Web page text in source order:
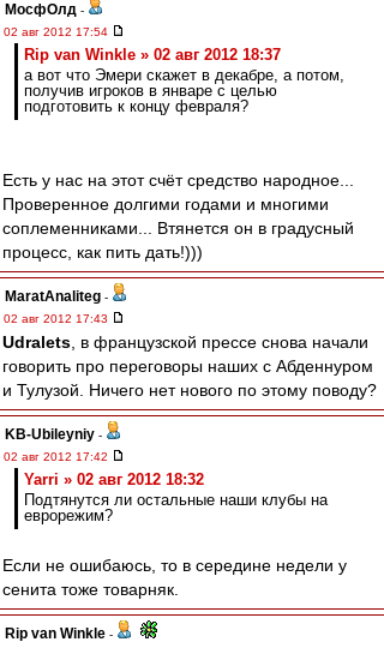
МосфОлд -
02 авг 2012 17:54
Rip van Winkle » 02 авг 2012 18:37
а вот что Эмери скажет в декабре, а потом,
получив игроков в январе с целью
подготовить к концу февраля?
Есть у нас на этот счёт средство народное...
Проверенное долгими годами и многими
соплеменниками... Втянется он в градусный
процесс, как пить дать!)))
MaratAnaliteg -
02 авг 2012 17:43
Udralets , в французской прессе снова начали
говорить про переговоры наших с Абденнуром
и Тулузой. Ничего нет нового по этому поводу?
KB-Ubileyniy -
02 авг 2012 17:42
Yarri » 02 авг 2012 18:32
Подтянутся ли остальные наши клубы на
еврорежим?
Если не ошибаюсь, то в середине недели у
сенита тоже товарняк.
Rip van Winkle -